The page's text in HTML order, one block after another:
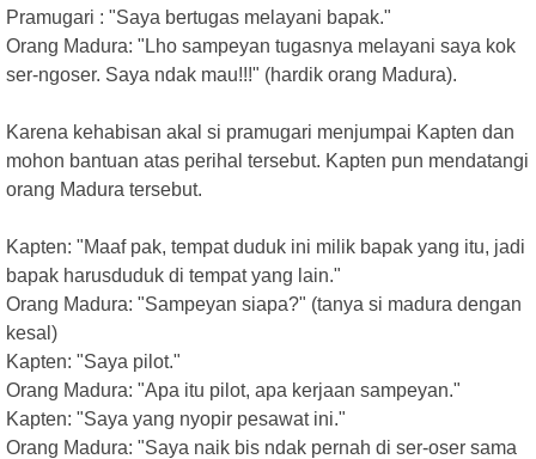
Pramugari : "Saya bertugas melayani bapak."
Orang Madura: "Lho sampeyan tugasnya melayani saya kok
ser-ngoser. Saya ndak mau!!!" (hardik orang Madura).
Karena kehabisan akal si pramugari menjumpai Kapten dan
mohon bantuan atas perihal tersebut. Kapten pun mendatangi
orang Madura tersebut.
Kapten: "Maaf pak, tempat duduk ini milik bapak yang itu, jadi
bapak harusduduk di tempat yang lain."
Orang Madura: "Sampeyan siapa?" (tanya si madura dengan
kesal)
Kapten: "Saya pilot."
Orang Madura: "Apa itu pilot, apa kerjaan sampeyan."
Kapten: "Saya yang nyopir pesawat ini."
Orang Madura: "Saya naik bis ndak pernah di ser-oser sama